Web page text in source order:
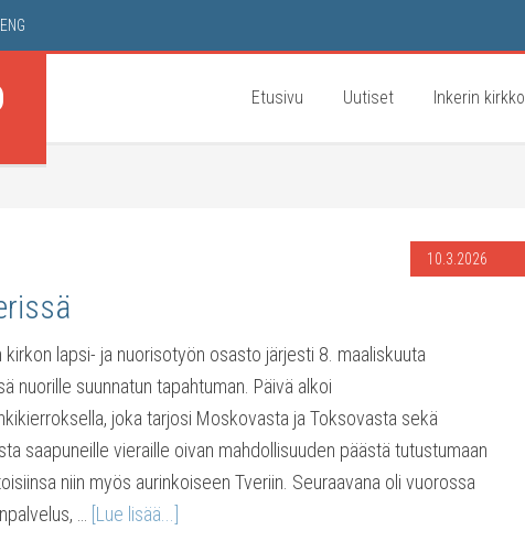
ENG
Etusivu Uutiset Inkerin kirkko
10.3.2026
kirkon lapsi- ja nuorisotyön osasto järjesti 8. maaliskuuta
nuorille suunnatun tapahtuman. Päivä alkoi
joka tarjosi Moskovasta ja Toksovasta sekä
saapuneille vieraille oivan mahdollisuuden päästä tutustumaan
niin myös aurinkoiseen Tveriin. Seuraavana oli vuorossa
…
[Lue lisää...]